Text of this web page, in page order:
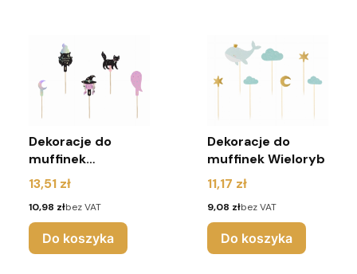
Dekoracje do
muffinek
Halloween
Cena
13,51 zł
Cena
10,98 złbez VAT
Do koszyka
Dekoracje do
muffinek Wieloryb
Cena
11,17 zł
Cena
9,08 złbez VAT
Do koszyka